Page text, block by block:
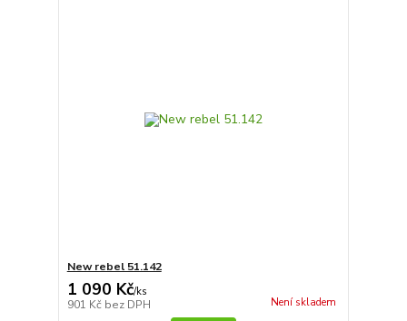
New rebel 51.142
1 090 Kč/ks
901 Kč bez DPH Není skladem